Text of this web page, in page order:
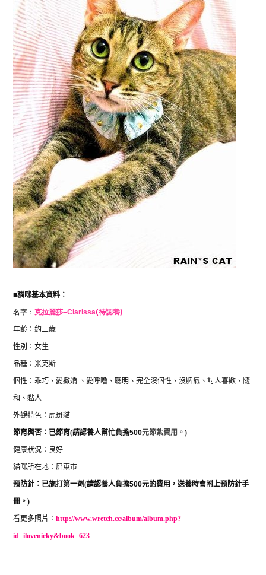
■貓咪基本資料：
名字： 克拉麗莎–Clarissa(待認養)
年齡：約三歲
性別：女生
品種：米克斯
個性：乖巧、愛撒嬌 、愛呼嚕、聰明、完全沒個性、沒脾氣、討人喜歡、隨
和、黏人
外觀特色：虎斑貓
節育與否：已節育(請認養人幫忙負擔500元節紮費用。 )
健康狀況：良好
貓咪所在地：屏東市
預防針：已施打第一劑(請認養人負擔500元的費用，送養時會附上預防針手
冊。 )
看更多照片： http://www.wretch.cc/album/album.php?
id=ilovenicky&book=623